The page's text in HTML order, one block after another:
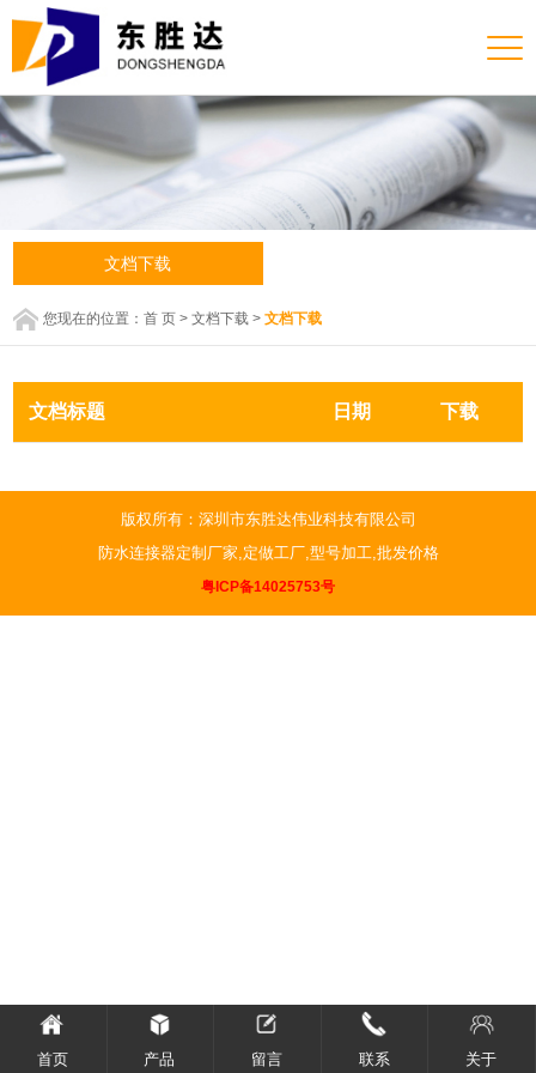
文档下载
您现在的位置：首 页 >文档下载 >文档下载
文档标题 日期 下载
版权所有：深圳市东胜达伟业科技有限公司
防水连接器定制厂家,定做工厂,型号加工,批发价格
粤ICP备14025753号
首页 产品 留言 联系 关于